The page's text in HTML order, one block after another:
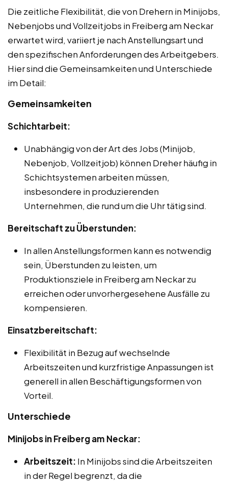
Die zeitliche Flexibilität, die von Drehern in Minijobs,
Nebenjobs und Vollzeitjobs in Freiberg am Neckar
erwartet wird, variiert je nach Anstellungsart und
den spezifischen Anforderungen des Arbeitgebers.
Hier sind die Gemeinsamkeiten und Unterschiede
im Detail:
Gemeinsamkeiten
Schichtarbeit:
Unabhängig von der Art des Jobs (Minijob,
Nebenjob, Vollzeitjob) können Dreher häufig in
Schichtsystemen arbeiten müssen,
insbesondere in produzierenden
Unternehmen, die rund um die Uhr tätig sind.
Bereitschaft zu Überstunden:
In allen Anstellungsformen kann es notwendig
sein, Überstunden zu leisten, um
Produktionsziele in Freiberg am Neckar zu
erreichen oder unvorhergesehene Ausfälle zu
kompensieren.
Einsatzbereitschaft:
Flexibilität in Bezug auf wechselnde
Arbeitszeiten und kurzfristige Anpassungen ist
generell in allen Beschäftigungsformen von
Vorteil.
Unterschiede
Minijobs in Freiberg am Neckar:
Arbeitszeit: In Minijobs sind die Arbeitszeiten
in der Regel begrenzt, da die